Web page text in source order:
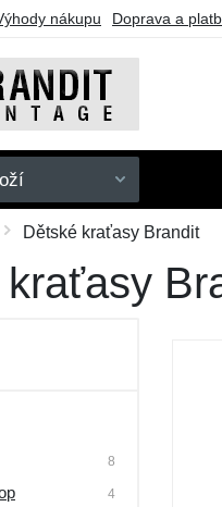
nákupu Doprava a
Dětské kraťasy Brandit
8
4